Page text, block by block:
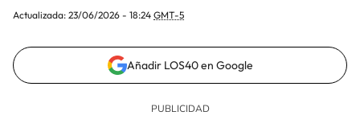
Actualizada: 23/06/2026 - 18:24 GMT-5
Añadir LOS40 en Google